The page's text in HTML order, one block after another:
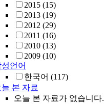
2015 (15)
2013 (19)
2012 (29)
2011 (16)
2010 (13)
2009 (10)
성언어
한국어 (117)
늘 본 자료
오늘 본 자료가 없습니다.